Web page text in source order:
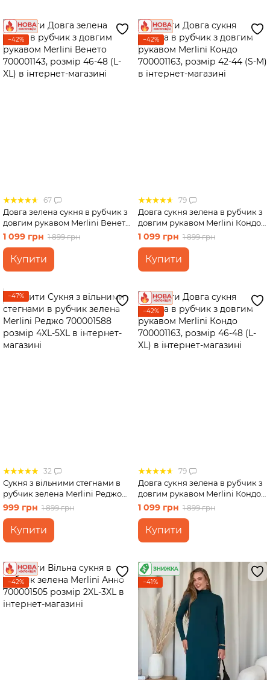
−42%
67
Довга зелена сукня в рубчик з
довгим рукавом Merlini Венето
700001143, розмір 46-48 (L-XL)
1 099 грн 1 899 грн
Купити
−42%
79
Довга сукня зелена в рубчик з
довгим рукавом Merlini Кондо
700001163, розмір 42-44 (S-M)
1 099 грн 1 899 грн
Купити
−47%
32
Сукня з вільними стегнами в
рубчик зелена Merlini Реджо
700001588 розмір 4XL-5XL
999 грн 1 899 грн
Купити
−42%
79
Довга сукня зелена в рубчик з
довгим рукавом Merlini Кондо
700001163, розмір 46-48 (L-XL)
1 099 грн 1 899 грн
Купити
−42% −41%